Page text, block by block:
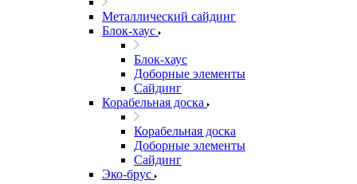
Металлический сайдинг
Блок-хаус
Блок-хаус
Доборные элементы
Сайдинг
Корабельная доска
Корабельная доска
Доборные элементы
Сайдинг
Эко-брус